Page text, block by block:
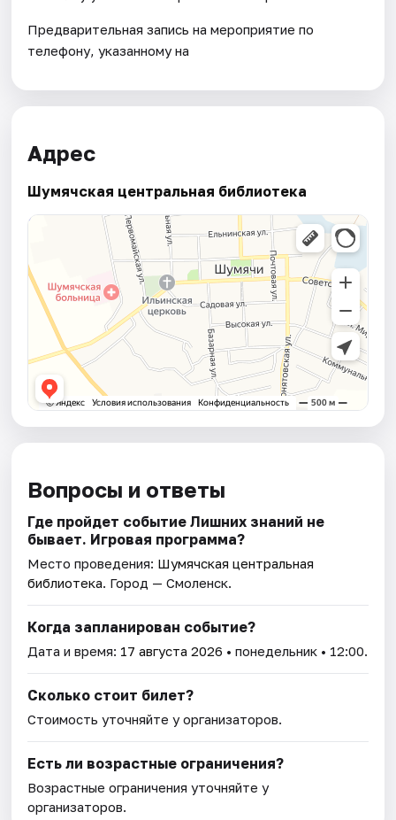
Предварительная запись на мероприятие по
телефону, указанному на
Адрес
Шумячская центральная библиотека
Вопросы и ответы
Где пройдет событие Лишних знаний не
бывает. Игровая программа?
Место проведения: Шумячская центральная
библиотека. Город — Смоленск.
Когда запланирован событие?
Дата и время: 17 августа 2026 • понедельник • 12:00.
Сколько стоит билет?
Стоимость уточняйте у организаторов.
Есть ли возрастные ограничения?
Возрастные ограничения уточняйте у
организаторов.